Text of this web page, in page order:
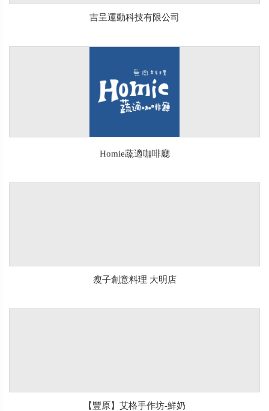
吉呈運動科技有限公司
Homie蔬適咖啡廳
瘦子創意料理 大明店
【豐原】艾格手作坊-鮮奶